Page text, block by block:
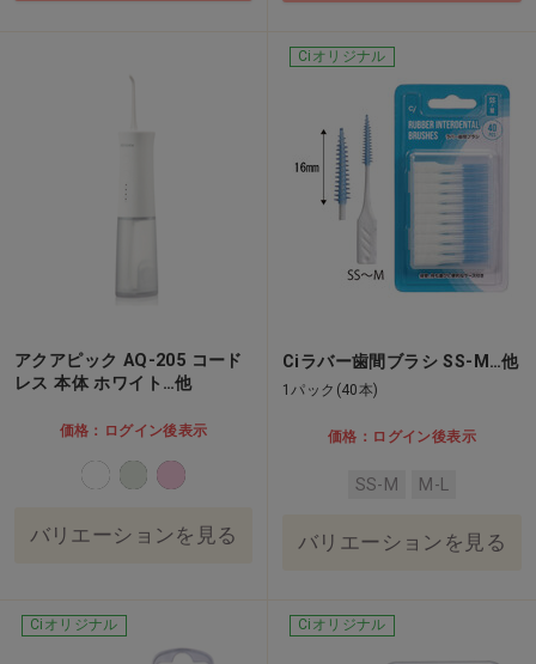
アクアピック AQ-205 コード
レス 本体 ホワイト…他
価格：ログイン後表示
バリエーションを見る
Ciオリジナル
Ciラバー歯間ブラシ SS-M…他
1パック(40本)
価格：ログイン後表示
SS-M M-L
バリエーションを見る
Ciオリジナル Ciオリジナル